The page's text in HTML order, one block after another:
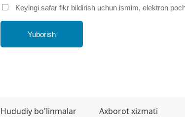
Keyingi safar fikr bildirish uchun ismim, elektron
Yuborish
Hududiy bo'linmalar Axborot xizmati